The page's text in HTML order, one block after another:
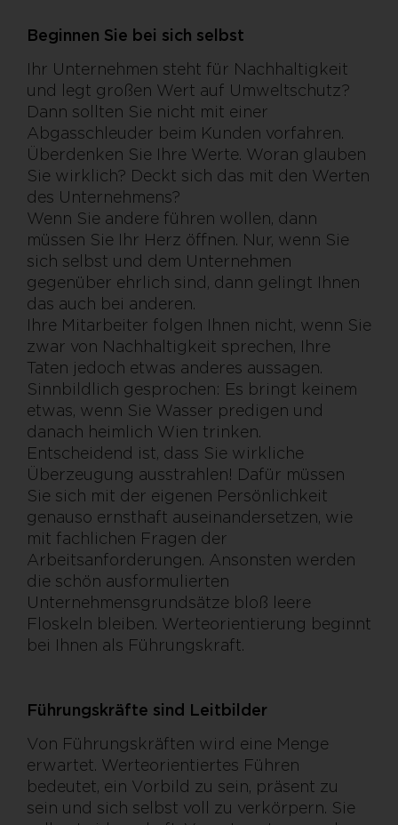
Beginnen Sie bei sich selbst
Ihr Unternehmen steht für Nachhaltigkeit
und legt großen Wert auf Umweltschutz?
Dann sollten Sie nicht mit einer
Abgasschleuder beim Kunden vorfahren.
Überdenken Sie Ihre Werte. Woran glauben
Sie wirklich? Deckt sich das mit den Werten
des Unternehmens?
Wenn Sie andere führen wollen, dann
müssen Sie Ihr Herz öffnen. Nur, wenn Sie
sich selbst und dem Unternehmen
gegenüber ehrlich sind, dann gelingt Ihnen
das auch bei anderen.
Ihre Mitarbeiter folgen Ihnen nicht, wenn Sie
zwar von Nachhaltigkeit sprechen, Ihre
Taten jedoch etwas anderes aussagen.
Sinnbildlich gesprochen: Es bringt keinem
etwas, wenn Sie Wasser predigen und
danach heimlich Wien trinken.
Entscheidend ist, dass Sie wirkliche
Überzeugung ausstrahlen! Dafür müssen
Sie sich mit der eigenen Persönlichkeit
genauso ernsthaft auseinandersetzen, wie
mit fachlichen Fragen der
Arbeitsanforderungen. Ansonsten werden
die schön ausformulierten
Unternehmensgrundsätze bloß leere
Floskeln bleiben. Werteorientierung beginnt
bei Ihnen als Führungskraft.
Führungskräfte sind Leitbilder
Von Führungskräften wird eine Menge
erwartet. Werteorientiertes Führen
bedeutet, ein Vorbild zu sein, präsent zu
sein und sich selbst voll zu verkörpern. Sie